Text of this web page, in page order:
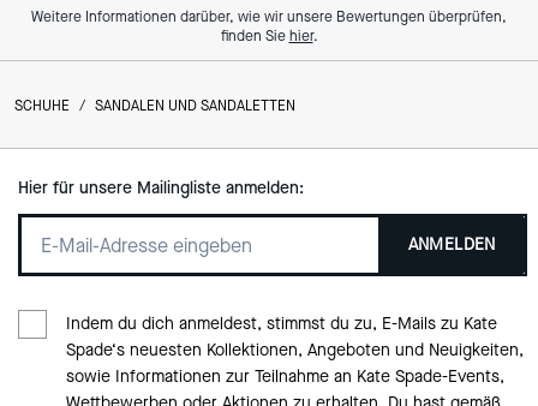
Weitere Informationen darüber, wie wir unsere Bewertungen überprüfen,
finden Siehier.
SCHUHE / SANDALEN UND SANDALETTEN
Hier für unsere Mailingliste anmelden:
ANMELDEN
Indem du dich anmeldest, stimmst du zu, E-Mails zu Kate
Spade‘s neuesten Kollektionen, Angeboten und Neuigkeiten,
sowie Informationen zur Teilnahme an Kate Spade-Events,